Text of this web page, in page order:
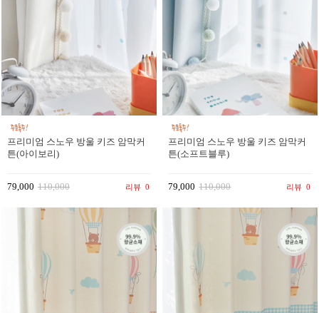
프리미엄 스노우 방울 키즈 암막커
튼(아이보리)
79,000 110,000 리뷰 0
프리미엄 스노우 방울 키즈 암막커
튼(소프트블루)
79,000 110,000 리뷰 0